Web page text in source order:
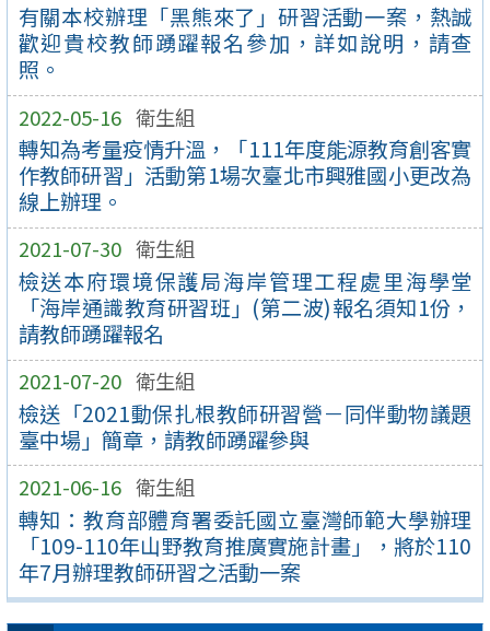
有關本校辦理「黑熊來了」研習活動一案，熱誠
歡迎貴校教師踴躍報名參加，詳如說明，請查
照。
2022-05-16 衛生組
轉知為考量疫情升溫，「111年度能源教育創客實
作教師研習」活動第1場次臺北市興雅國小更改為
線上辦理。
2021-07-30 衛生組
檢送本府環境保護局海岸管理工程處里海學堂
「海岸通識教育研習班」(第二波)報名須知1份，
請教師踴躍報名
2021-07-20 衛生組
檢送「2021動保扎根教師研習營－同伴動物議題
臺中場」簡章，請教師踴躍參與
2021-06-16 衛生組
轉知：教育部體育署委託國立臺灣師範大學辦理
「109-110年山野教育推廣實施計畫」，將於110
年7月辦理教師研習之活動一案